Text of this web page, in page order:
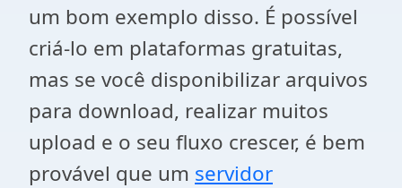
um bom exemplo disso. É possível
criá-lo em plataformas gratuitas,
mas se você disponibilizar arquivos
para download, realizar muitos
upload e o seu fluxo crescer, é bem
provável que um servidor